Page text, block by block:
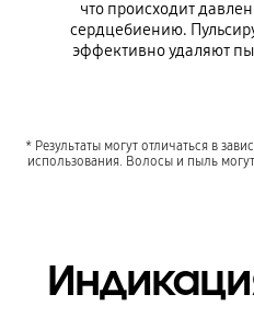
что происходит
сердцебиению.
эффективно удаляют
* Результаты могут отличаться в
использования. Волосы и пыль